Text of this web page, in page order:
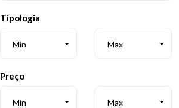
Tipologia
Min Max
Preço
Min Max